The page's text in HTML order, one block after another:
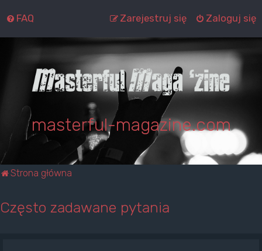
FAQ Zaloguj się
Zarejestruj się
masterful-magazine.com
Strona główna
Często zadawane pytania